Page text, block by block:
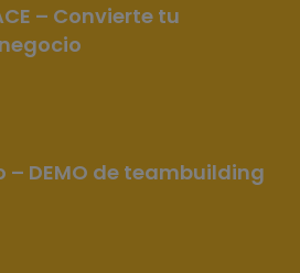
– Convierte tu
– DEMO de teambuilding